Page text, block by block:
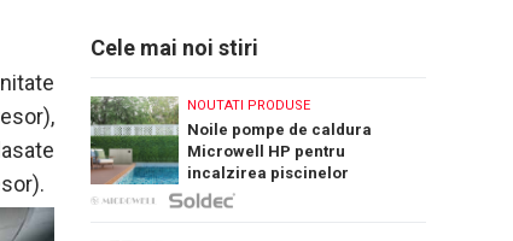
Cele mai noi stiri
NOUTATI PRODUSE
Noile pompe de caldura
Microwell HP pentru
incalzirea piscinelor